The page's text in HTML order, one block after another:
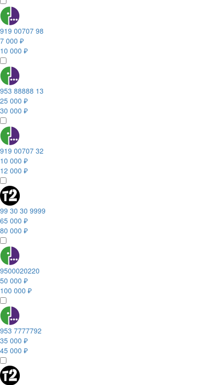
919 00707 98
7 000 ₽
10 000 ₽
953 88888 13
25 000 ₽
30 000 ₽
919 00707 32
10 000 ₽
12 000 ₽
99 30 30 9999
65 000 ₽
80 000 ₽
9500020220
50 000 ₽
100 000 ₽
953 7777792
35 000 ₽
45 000 ₽